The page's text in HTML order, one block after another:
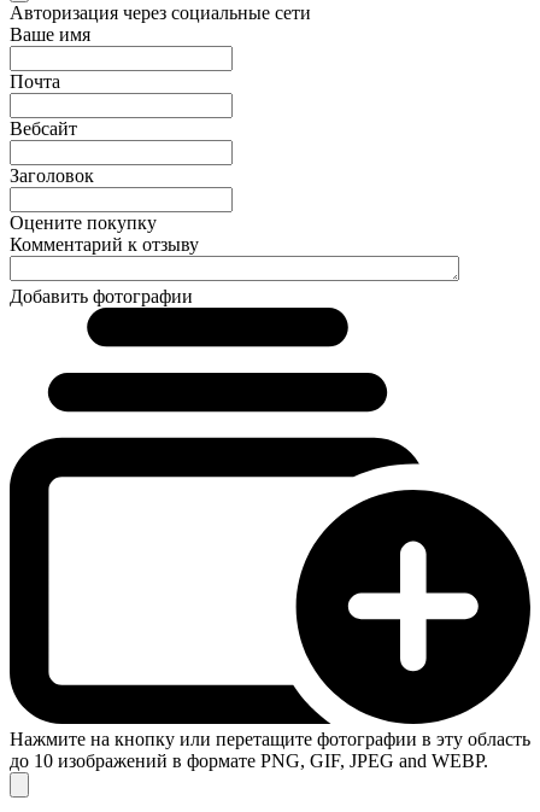
Авторизация через социальные сети
Ваше имя
Почта
Вебсайт
Заголовок
Оцените покупку
Комментарий к отзыву
Добавить фотографии
Нажмите на кнопку или перетащите фотографии в эту область
до 10 изображений в формате PNG, GIF, JPEG and WEBP.